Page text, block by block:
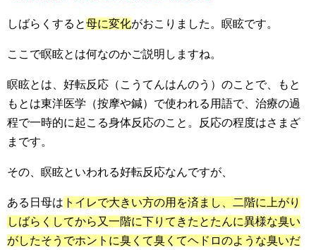
しばらくすると母に変化がおこりました。瞑眩です。
ここで瞑眩とは何なのかご説明しますね。
瞑眩とは、好転反応（こうてんはんのう）のことで、もと
もとは東洋医学（按摩や鍼）で使われる用語で、治療の過
程で一時的に起こる身体反応のこと。反応の程度はさまざ
まです。
その、瞑眩といわれる好転反応なんですが、
ある日母は トイレで大きい方の用を済まし、二階に上がり
しばらくしてから又一階に下りてきたとたんに異様な臭い
がしたそうでホントに臭くて臭くてヘドロのような臭いだ